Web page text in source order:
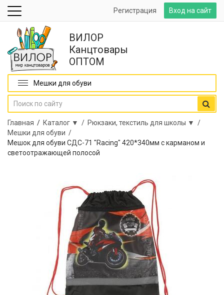
Вход на сайт
Регистрация
ВИЛОР
Канцтовары
ОПТОМ
Мешки для обуви
Главная / Каталог ▼ / Рюкзаки, текстиль для школы ▼ /
Мешки для обуви /
Мешок для обуви СДС-71 "Racing" 420*340мм с карманом и
светоотражающей полосой